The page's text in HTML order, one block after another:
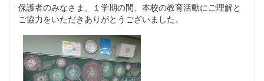
保護者のみなさま、１学期の間、本校の教育活動にご理解と
ご協力をいただきありがとうございました。